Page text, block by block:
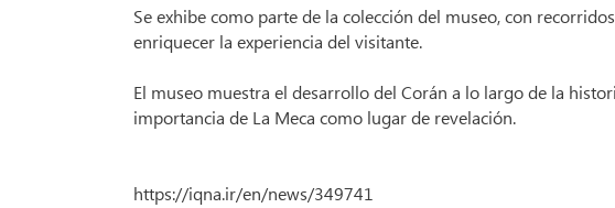
Se exhibe como parte de la colección del museo, con
enriquecer la experiencia del visitante.
El museo muestra el desarrollo del Corán a lo largo de la
importancia de La Meca como lugar de revelación.
https://iqna.ir/en/news/349741